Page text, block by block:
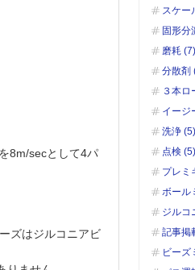
8m/secとして4パ
ズはジルコニアビ
スケー
固形分
磨耗 (7)
分散剤
３本ロ
イージ
洗浄 (5)
点検 (5)
プレミ
ボール
ジルコ
記事掲
ビーズ